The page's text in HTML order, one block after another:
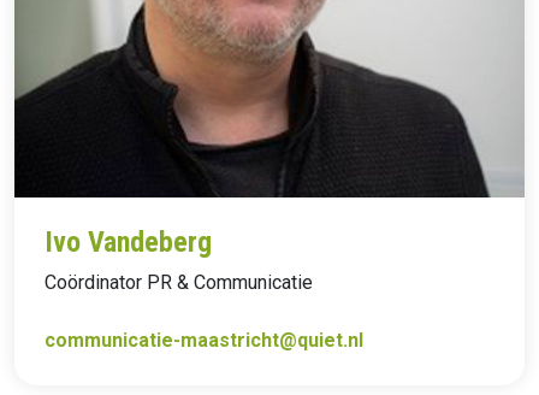
Ivo Vandeberg
Coördinator PR & Communicatie
communicatie-maastricht@quiet.nl